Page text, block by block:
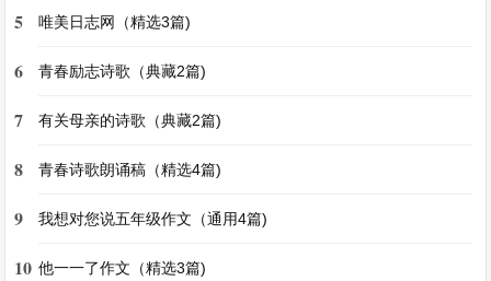
好多好多糖果呢？我兴奋地跑回屋里，拿了一把小
爱的几颗糖果放进坑里，再小心翼翼地把土盖上。
接下来的日子里，我每天都跑去浇水，满心期待着
兮兮的，有的还融化了。我一脸疑惑地跑去问爷
爷，爷爷听了我的话，笑得眼泪都出来了，他告诉
5 唯美日志网（精选3篇)
6 青春励志诗歌（典藏2篇)
7 有关母亲的诗歌（典藏2篇)
8 青春诗歌朗诵稿（精选4篇)
9 我想对您说五年级作文（通用4篇)
10 他一一了作文（精选3篇)